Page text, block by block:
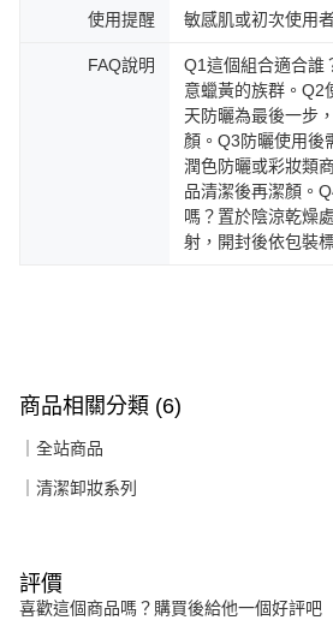
使用提醒 敏感肌或初次使用
FAQ說明
Q1這個組合適合誰
意蠟黃的族群。Q2
天防曬為最後一步
顏。Q3防曬使用後
潤色防曬或彩妝類
品清潔後再潔顏。
嗎？置於陰涼乾燥
射，開封後依包裝
商品相關分類 (6)
｜全站商品
｜清潔卸妝系列
評價
喜歡這個商品嗎？購買後給他一個好評吧